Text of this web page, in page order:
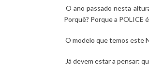
O ano passado nesta
Porquê? Porque a POLICE
O modelo que temos este
Já devem estar a pensar: